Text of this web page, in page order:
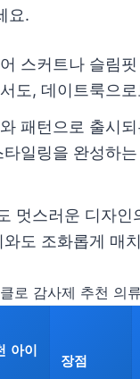
요.
스커트나 슬림
도, 데이트룩으
패턴으로 출시
일링을 완성하
멋스러운 디자인
도 조화롭게 매
로 감사제 추천 의
아이
장점